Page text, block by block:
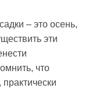
– это осень,
эти
что